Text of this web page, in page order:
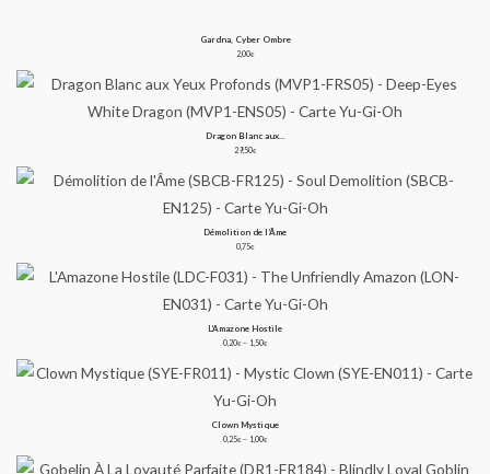
Gardna, Cyber Ombre
2,00€
Dragon Blanc aux...
29,50€
Démolition de l’Âme
0,75€
L’Amazone Hostile
0,20€ – 1,50€
Plage
prix :
1,50€
Clown Mystique
0,25€ – 1,00€
Plage
de
prix :
1,00€